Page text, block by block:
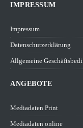
IMPRESSUM
Impressum
Datenschutzerklärung
Allgemeine
ANGEBOTE
Mediadaten Print
Mediadaten online